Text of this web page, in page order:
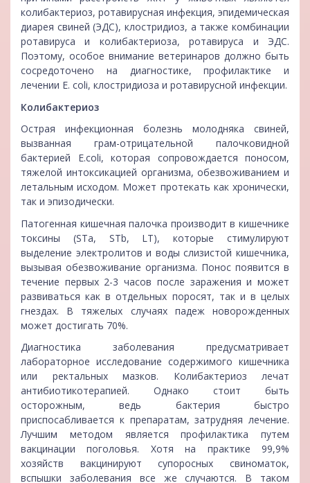
колибактериоз, ротавирусная инфекция, эпидемическая
диарея свиней (ЭДС), клостридиоз, а также комбинации
ротавируса и колибактериоза, ротавируса и ЭДС.
Поэтому, особое внимание ветеринаров должно быть
сосредоточено на диагностике, профилактике и
лечении E. сoli, клостридиоза и ротавирусной инфекции.
Колибактериоз
Острая инфекционная болезнь молодняка свиней,
вызванная грам-отрицательной палочковидной
бактерией E.coli, которая сопровождается поносом,
тяжелой интоксикацией организма, обезвоживанием и
летальным исходом. Может протекать как хронически,
так и эпизодически.
Патогенная кишечная палочка производит в кишечнике
токсины (STa, STb, LT), которые стимулируют
выделение электролитов и воды слизистой кишечника,
вызывая обезвоживание организма. Понос появится в
течение первых 2-3 часов после заражения и может
развиваться как в отдельных поросят, так и в целых
гнездах. В тяжелых случаях падеж новорожденных
может достигать 70%.
Диагностика заболевания предусматривает
лабораторное исследование содержимого кишечника
или ректальных мазков. Колибактериоз лечат
антибиотикотерапией. Однако стоит быть
осторожным, ведь бактерия быстро
приспосабливается к препаратам, затрудняя лечение.
Лучшим методом является профилактика путем
вакцинации поголовья. Хотя на практике 99,9%
хозяйств вакцинируют супоросных свиноматок,
вспышки заболевания все же случаются. В таком